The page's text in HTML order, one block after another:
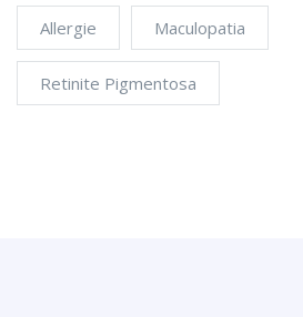
Allergie Maculopatia
Retinite Pigmentosa